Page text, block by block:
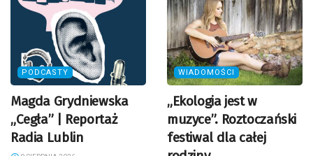
PODCASTY
Magda Grydniewska
„Cegła” | Reportaż
Radia Lublin
WIADOMOŚCI
„Ekologia jest w
muzyce”. Roztoczański
festiwal dla całej